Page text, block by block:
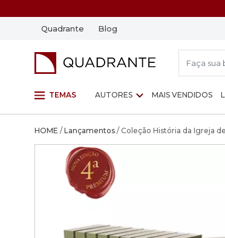
Quadrante Blog
TEMAS AUTORES MAIS VENDIDOS
HOME / Lançamentos / Coleção História da Igreja